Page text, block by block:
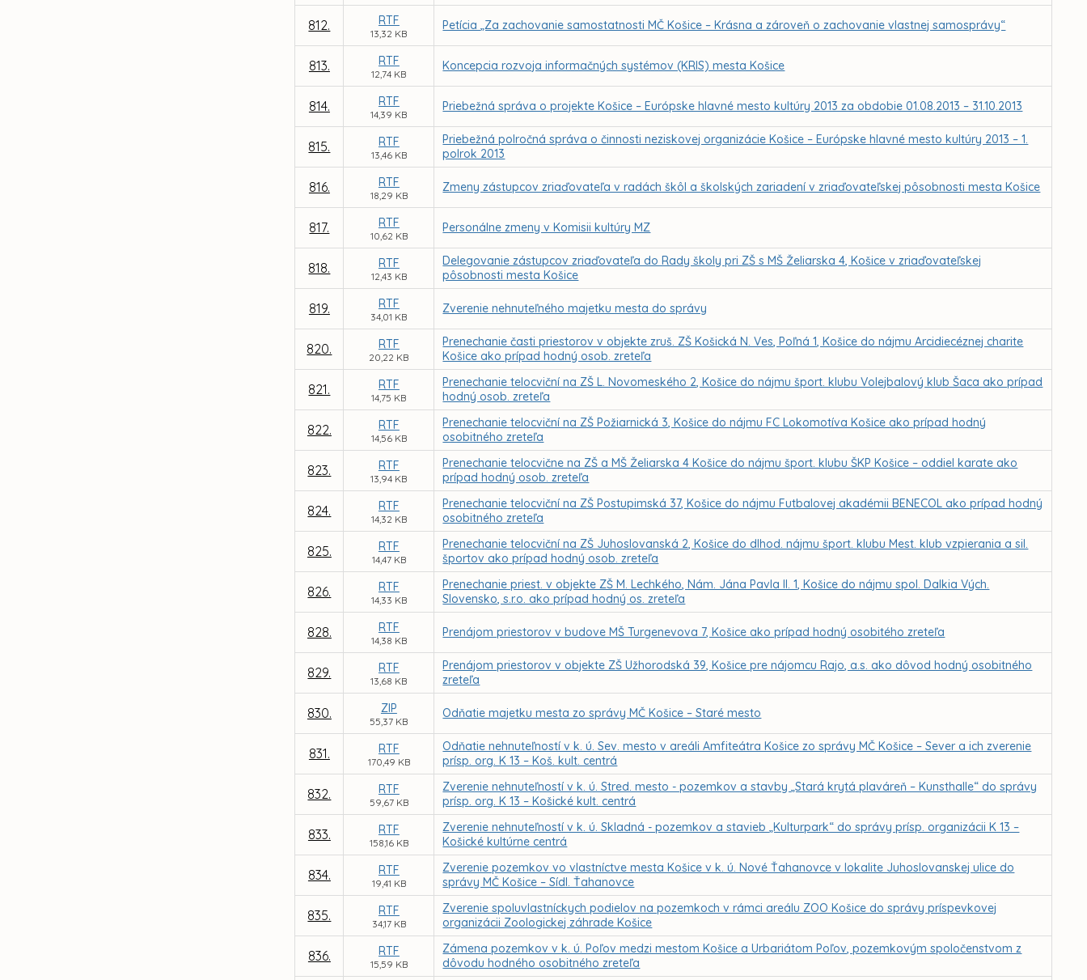
812. RTF
13,32 KB
Petícia „Za zachovanie samostatnosti MČ Košice – Krásna a zároveň o zachovanie vlastnej samosprávy“
813. RTF
12,74 KB
Koncepcia rozvoja informačných systémov (KRIS) mesta Košice
814. RTF
14,39 KB
Priebežná správa o projekte Košice – Európske hlavné mesto kultúry 2013 za obdobie 01.08.2013 – 31.10.2013
815. RTF
13,46 KB
Priebežná polročná správa o činnosti neziskovej organizácie Košice – Európske hlavné mesto kultúry 2013 – 1.
polrok 2013
816. RTF
18,29 KB
Zmeny zástupcov zriaďovateľa v radách škôl a školských zariadení v zriaďovateľskej pôsobnosti mesta Košice
817. RTF
10,62 KB
Personálne zmeny v Komisii kultúry MZ
818. RTF
12,43 KB
Delegovanie zástupcov zriaďovateľa do Rady školy pri ZŠ s MŠ Želiarska 4, Košice v zriaďovateľskej
pôsobnosti mesta Košice
819. RTF
34,01 KB
Zverenie nehnuteľného majetku mesta do správy
820. RTF
20,22 KB
Prenechanie časti priestorov v objekte zruš. ZŠ Košická N. Ves, Poľná 1, Košice do nájmu Arcidiecéznej charite
Košice ako prípad hodný osob. zreteľa
821. RTF
14,75 KB
Prenechanie telocviční na ZŠ L. Novomeského 2, Košice do nájmu šport. klubu Volejbalový klub Šaca ako prípad
hodný osob. zreteľa
822. RTF
14,56 KB
Prenechanie telocviční na ZŠ Požiarnická 3, Košice do nájmu FC Lokomotíva Košice ako prípad hodný
osobitného zreteľa
823. RTF
13,94 KB
Prenechanie telocvične na ZŠ a MŠ Želiarska 4 Košice do nájmu šport. klubu ŠKP Košice – oddiel karate ako
prípad hodný osob. zreteľa
824. RTF
14,32 KB
Prenechanie telocviční na ZŠ Postupimská 37, Košice do nájmu Futbalovej akadémii BENECOL ako prípad hodný
osobitného zreteľa
825. RTF
14,47 KB
Prenechanie telocviční na ZŠ Juhoslovanská 2, Košice do dlhod. nájmu šport. klubu Mest. klub vzpierania a sil.
športov ako prípad hodný osob. zreteľa
826. RTF
14,33 KB
Prenechanie priest. v objekte ZŠ M. Lechkého, Nám. Jána Pavla II. 1, Košice do nájmu spol. Dalkia Vých.
Slovensko, s.r.o. ako prípad hodný os. zreteľa
828. RTF
14,38 KB
Prenájom priestorov v budove MŠ Turgenevova 7, Košice ako prípad hodný osobitého zreteľa
829. RTF
13,68 KB
Prenájom priestorov v objekte ZŠ Užhorodská 39, Košice pre nájomcu Rajo, a.s. ako dôvod hodný osobitného
zreteľa
830. ZIP
55,37 KB
Odňatie majetku mesta zo správy MČ Košice – Staré mesto
831. RTF
170,49 KB
Odňatie nehnuteľností v k. ú. Sev. mesto v areáli Amfiteátra Košice zo správy MČ Košice – Sever a ich zverenie
prísp. org. K 13 – Koš. kult. centrá
832. RTF
59,67 KB
Zverenie nehnuteľností v k. ú. Stred. mesto - pozemkov a stavby „Stará krytá plaváreň – Kunsthalle“ do správy
prísp. org. K 13 – Košické kult. centrá
833. RTF
158,16 KB
Zverenie nehnuteľností v k. ú. Skladná - pozemkov a stavieb „Kulturpark“ do správy prísp. organizácii K 13 –
Košické kultúrne centrá
834. RTF
19,41 KB
Zverenie pozemkov vo vlastníctve mesta Košice v k. ú. Nové Ťahanovce v lokalite Juhoslovanskej ulice do
správy MČ Košice – Sídl. Ťahanovce
835. RTF
34,17 KB
Zverenie spoluvlastníckych podielov na pozemkoch v rámci areálu ZOO Košice do správy príspevkovej
organizácii Zoologickej záhrade Košice
836. RTF
15,59 KB
Zámena pozemkov v k. ú. Poľov medzi mestom Košice a Urbariátom Poľov, pozemkovým spoločenstvom z
dôvodu hodného osobitného zreteľa